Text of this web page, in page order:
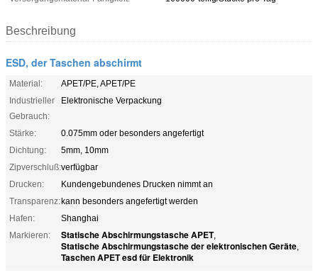
Beschreibung
ESD, der Taschen abschirmt
Material:
APET/PE, APET/PE
Industrieller
Gebrauch:
Elektronische Verpackung
Stärke:
0.075mm oder besonders angefertigt
Dichtung:
5mm, 10mm
Zipverschluß:verfügbar
Drucken:
Kundengebundenes Drucken nimmt an
Transparenz:kann besonders angefertigt werden
Hafen:
Shanghai
Markieren:
Statische Abschirmungstasche APET,
Statische Abschirmungstasche der elektronischen Geräte,
Taschen APET esd für Elektronik